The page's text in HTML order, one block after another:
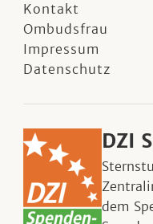
Kontakt
Ombudsfrau
Impressum
Datenschutz
DZI
dem